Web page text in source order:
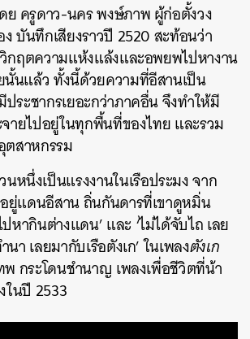
ย ครูดาว-นคร พงษ์ภาพ ผู้ก่อตั้งวง
บันทึกเสียงราวปี 2520 สะท้อนว่า
กฤตความแห้งแล้งและอพยพไปหางาน
นแล้ว ทั้งนี้ด้วยความที่อีสานเป็น
ะชากรเยอะกว่าภาคอื่น จึงทำให้มี
ายไปอยู่ในทุกพื้นที่ของไทย และรวม
สาหกรรม
นหนึ่งเป็นแรงงานในเรือประมง จาก
ยู่แดนอีสาน ถิ่นกันดารที่เขาดูหมิ่น
หากินต่างแดน’ และ ‘ไม่ได้จับไถ เลย
า เลยมากับเรือตังเก’ ในเพลงตังเก
กระโดนชำนาญ เพลงเพื่อชีวิตที่น้า
ในปี 2533